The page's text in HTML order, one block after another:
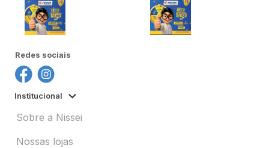
Redes sociais
Institucional
Sobre a Nissei
Nossas lojas